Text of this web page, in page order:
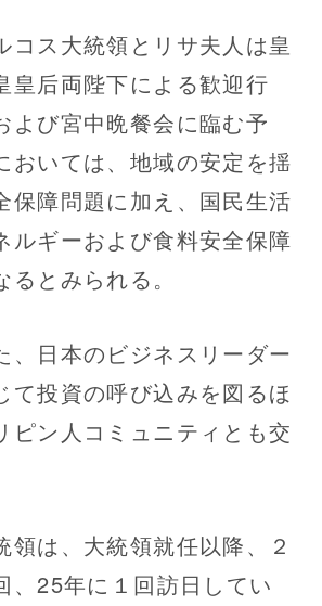
ス大統領とリサ夫人は皇
皇后両陛下による歓迎行
よび宮中晩餐会に臨む予
おいては、地域の安定を揺
保障問題に加え、国民生活
ルギーおよび食料安全保障
とみられる。
日本のビジネスリーダー
て投資の呼び込みを図るほ
ピン人コミュニティとも交
は、大統領就任以降、２
、25年に１回訪日してい